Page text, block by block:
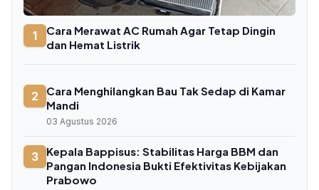
1
Cara Merawat AC Rumah Agar Tetap Dingin
dan Hemat Listrik
2
Cara Menghilangkan Bau Tak Sedap di Kamar
Mandi
03 Agustus 2026
3
Kepala Bappisus: Stabilitas Harga BBM dan
Pangan Indonesia Bukti Efektivitas Kebijakan
Prabowo